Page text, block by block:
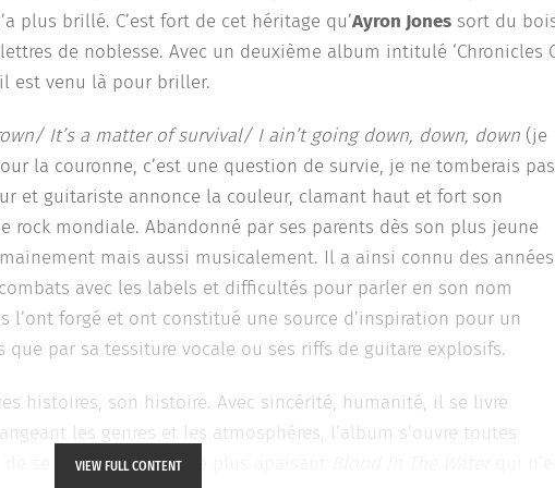
plus brillé. C’est fort de cet héritage qu’Ayron Jones sort du
de noblesse. Avec un deuxième album intitulé ‘Chronicles
est venu là pour briller.
It’s a matter of survival/ I ain’t going down, down, down (je
la couronne, c’est une question de survie, je ne tomberais
et guitariste annonce la couleur, clamant haut et fort son
rock mondiale. Abandonné par ses parents dès son plus jeune
mais aussi musicalement. Il a ainsi connu des années
avec les labels et difficultés pour parler en son nom
l’ont forgé et ont constitué une source d’inspiration pour un
par sa tessiture vocale ou ses riffs de guitare explosifs.
histoires, son histoire. Avec sincérité, humanité, il se livre
les genres et les atmosphères, l’album s’ouvre toutes
de se poursuivre avec le plus apaisant
VIEW FULL CONTENT